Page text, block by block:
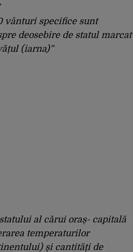
vânturi specifice sunt
deosebire de statul marcat
(iarna)”
al cărui oraș- capitală
temperaturilor
și cantități de